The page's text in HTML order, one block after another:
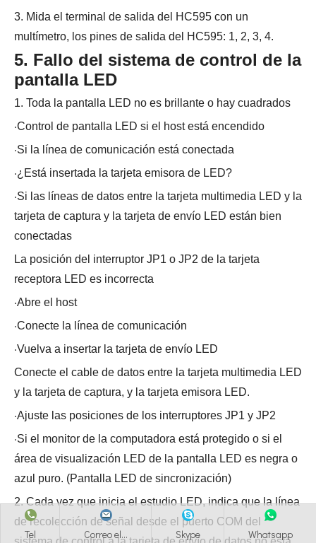
3. Mida el terminal de salida del HC595 con un
multímetro, los pines de salida del HC595: 1, 2, 3, 4.
5. Fallo del sistema de control de la
pantalla LED
1. Toda la pantalla LED no es brillante o hay cuadrados
·Control de pantalla LED si el host está encendido
·Si la línea de comunicación está conectada
·¿Está insertada la tarjeta emisora ​​de LED?
·Si las líneas de datos entre la tarjeta multimedia LED y la
tarjeta de captura y la tarjeta de envío LED están bien
conectadas
La posición del interruptor JP1 o JP2 de la tarjeta
receptora LED es incorrecta
·Abre el host
·Conecte la línea de comunicación
·Vuelva a insertar la tarjeta de envío LED
Conecte el cable de datos entre la tarjeta multimedia LED
y la tarjeta de captura, y la tarjeta emisora ​​LED.
·Ajuste las posiciones de los interruptores JP1 y JP2
·Si el monitor de la computadora está protegido o si el
área de visualización LED de la pantalla LED es negra o
azul puro. (Pantalla LED de sincronización)
2. Cada vez que inicia el estudio LED, indica que la línea
de recolección de señal desde el puerto COM del
Tel Correo el... Skype Whatsapp